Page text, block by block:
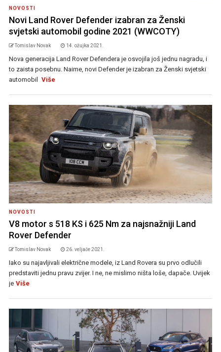
NOVOSTI
Novi Land Rover Defender izabran za Ženski
svjetski automobil godine 2021 (WWCOTY)
Tomislav Novak 14. ožujka 2021.
Nova generacija Land Rover Defendera je osvojila još jednu nagradu, i
to zaista posebnu. Naime, novi Defender je izabran za Ženski svjetski
automobil
Više
NOVOSTI
V8 motor s 518 KS i 625 Nm za najsnažniji Land
Rover Defender
Tomislav Novak 26. veljače 2021.
Iako su najavljivali električne modele, iz Land Rovera su prvo odlučili
predstaviti jednu pravu zvijer. I ne, ne mislimo ništa loše, dapače. Uvijek
je Više